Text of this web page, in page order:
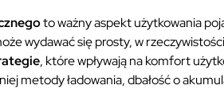
to ważny aspekt użytkowania
wydawać się prosty, w
, które wpływają na komfort
metody ładowania, dbałość o